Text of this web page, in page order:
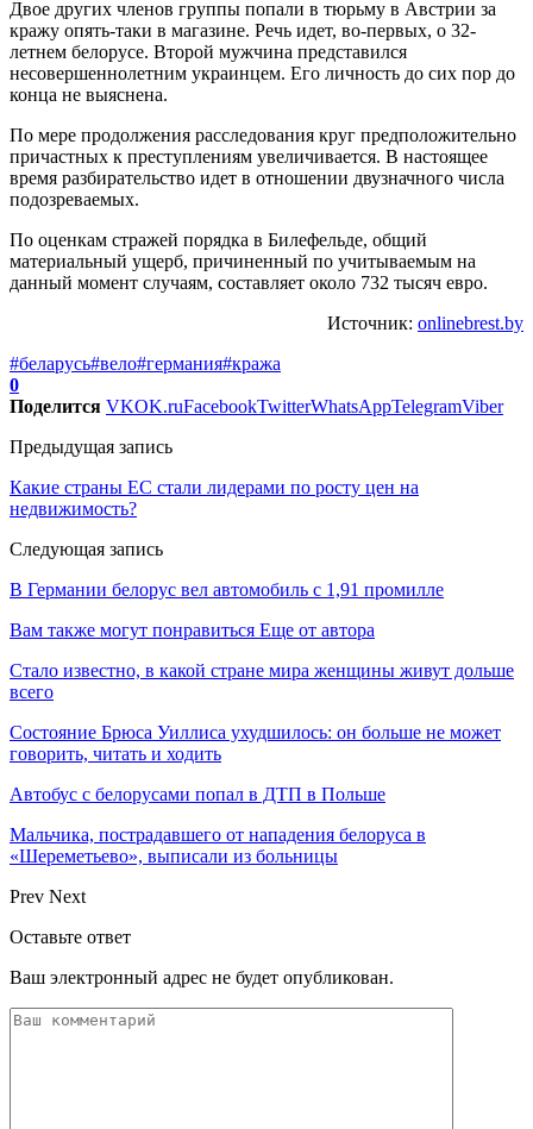
Двое других членов группы попали в тюрьму в Австрии за
кражу опять-таки в магазине. Речь идет, во-первых, о 32-
летнем белорусе. Второй мужчина представился
несовершеннолетним украинцем. Его личность до сих пор до
конца не выяснена.
По мере продолжения расследования круг предположительно
причастных к преступлениям увеличивается. В настоящее
время разбирательство идет в отношении двузначного числа
подозреваемых.
По оценкам стражей порядка в Билефельде, общий
материальный ущерб, причиненный по учитываемым на
данный момент случаям, составляет около 732 тысяч евро.
Источник: onlinebrest.by
#беларусь#вело#германия#кража
0
Поделится VKOK.ruFacebookTwitterWhatsAppTelegramViber
Предыдущая запись
Какие страны ЕС стали лидерами по росту цен на
недвижимость?
Следующая запись
В Германии белорус вел автомобиль с 1,91 промилле
Вам также могут понравиться Еще от автора
Стало известно, в какой стране мира женщины живут дольше
всего
Состояние Брюса Уиллиса ухудшилось: он больше не может
говорить, читать и ходить
Автобус с белорусами попал в ДТП в Польше
Мальчика, пострадавшего от нападения белоруса в
«Шереметьево», выписали из больницы
Prev Next
Оставьте ответ
Ваш электронный адрес не будет опубликован.